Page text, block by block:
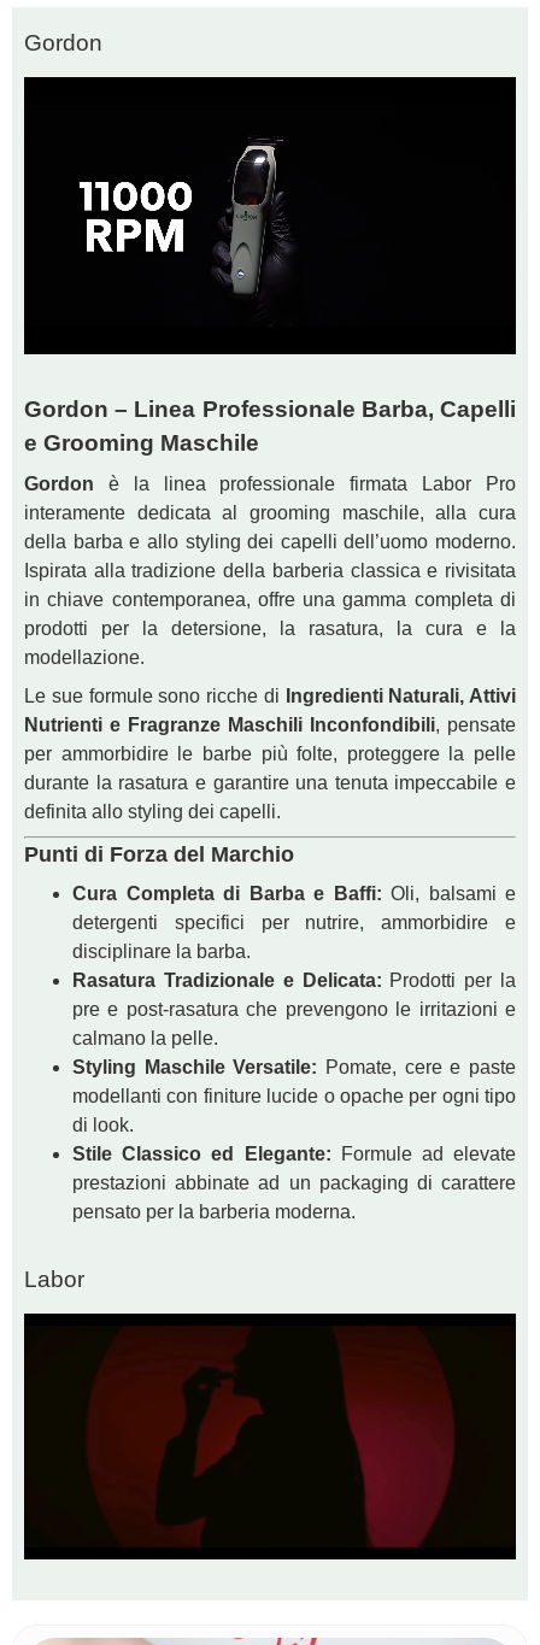
Gordon
Gordon – Linea Professionale Barba, Capelli
e Grooming Maschile
Gordon è la linea professionale firmata Labor Pro
interamente dedicata al grooming maschile, alla cura
della barba e allo styling dei capelli dell’uomo moderno.
Ispirata alla tradizione della barberia classica e rivisitata
in chiave contemporanea, offre una gamma completa di
prodotti per la detersione, la rasatura, la cura e la
modellazione.
Le sue formule sono ricche di
Ingredienti Naturali, Attivi
Nutrienti e Fragranze Maschili Inconfondibili, pensate
per ammorbidire le barbe più folte, proteggere la pelle
durante la rasatura e garantire una tenuta impeccabile e
definita allo styling dei capelli.
Punti di Forza del Marchio
Cura Completa di Barba e Baffi: Oli, balsami e
detergenti specifici per nutrire, ammorbidire e
disciplinare la barba.
Rasatura Tradizionale e Delicata: Prodotti per la
pre e post-rasatura che prevengono le irritazioni e
calmano la pelle.
Styling Maschile Versatile: Pomate, cere e paste
modellanti con finiture lucide o opache per ogni tipo
di look.
Stile Classico ed Elegante: Formule ad elevate
prestazioni abbinate ad un packaging di carattere
pensato per la barberia moderna.
Labor